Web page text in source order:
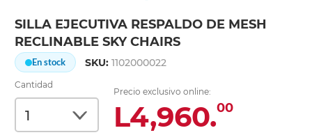
SILLA EJECUTIVA RESPALDO DE MESH
RECLINABLE SKY CHAIRS
En stock SKU:1102000022
Cantidad
Precio exclusivo online:
L4,960.00